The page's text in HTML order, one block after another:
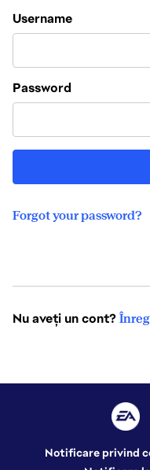
Login
Username
Password
Forgot your password?
Nu aveți un cont?
Notificare privind